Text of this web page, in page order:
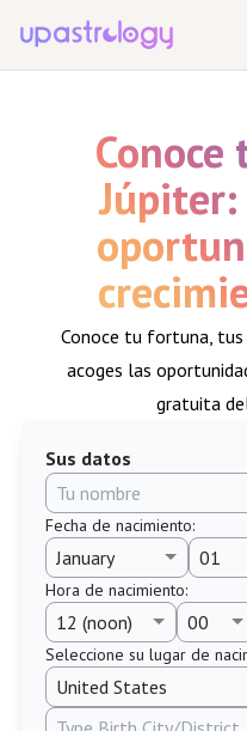
Júpiter:
Conoce tu fortuna, tus
acoges las
gratuita
Sus datos
Fecha de nacimiento:
Hora de nacimiento:
Seleccione su lugar de